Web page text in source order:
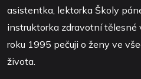
asistentka, lektorka Školy
instruktorka zdravotní tělesné
roku 1995 pečuji o ženy ve
života.